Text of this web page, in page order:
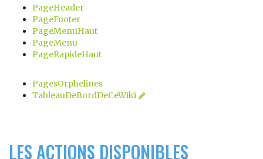
PageHeader
PageFooter
PageMenuHaut
PageMenu
PageRapideHaut
PagesOrphelines
TableauDeBordDeCeWiki
LES ACTIONS DISPONIBLES